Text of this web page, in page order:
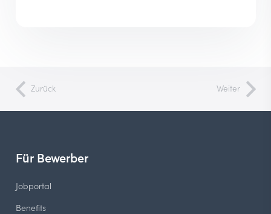
Zurück Weiter
Für Bewerber
Jobportal
Benefits